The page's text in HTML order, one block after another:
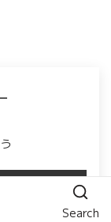
Search